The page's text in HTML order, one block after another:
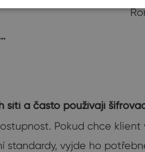
sítí a často používají
Pokud chce
standardy, vyjde ho